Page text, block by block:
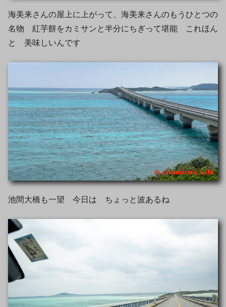
海美来さんの屋上に上がって、海美来さんのもうひとつの
名物 紅芋餅をカミサンと半分にちぎって堪能 これほん
と 美味しいんです
池間大橋も一望 今日は ちょっと波あるね